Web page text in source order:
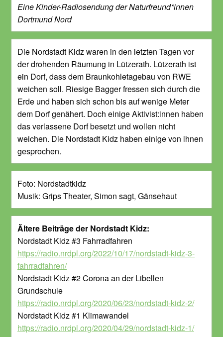
Eine Kinder-Radiosendung der Naturfreund*innen
Dortmund Nord
Die Nordstadt Kidz waren in den letzten Tagen vor
der drohenden Räumung in Lützerath. Lützerath ist
ein Dorf, dass dem Braunkohletagebau von RWE
weichen soll. Riesige Bagger fressen sich durch die
Erde und haben sich schon bis auf wenige Meter
dem Dorf genähert. Doch einige Aktivist:innen haben
das verlassene Dorf besetzt und wollen nicht
weichen. Die Nordstadt Kidz haben einige von ihnen
gesprochen.
Foto: Nordstadtkidz
Musik: Grips Theater, Simon sagt, Gänsehaut
Ältere Beiträge der Nordstadt Kidz:
Nordstadt Kidz #3 Fahrradfahren
https://radio.nrdpl.org/2022/10/17/nordstadt-kidz-3-
fahrradfahren/
Nordstadt Kidz #2 Corona an der Libellen
Grundschule
https://radio.nrdpl.org/2020/06/23/nordstadt-kidz-2/
Nordstadt Kidz #1 Klimawandel
https://radio.nrdpl.org/2020/04/29/nordstadt-kidz-1/